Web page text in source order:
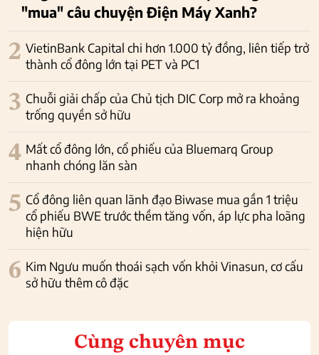
"mua" câu chuyện Điện Máy Xanh?
2 VietinBank Capital chi hơn 1.000 tỷ đồng, liên tiếp trở
thành cổ đông lớn tại PET và PC1
3 Chuỗi giải chấp của Chủ tịch DIC Corp mở ra khoảng
trống quyền sở hữu
4 Mất cổ đông lớn, cổ phiếu của Bluemarq Group
nhanh chóng lăn sàn
5 Cổ đông liên quan lãnh đạo Biwase mua gần 1 triệu
cổ phiếu BWE trước thềm tăng vốn, áp lực pha loãng
hiện hữu
6 Kim Ngưu muốn thoái sạch vốn khỏi Vinasun, cơ cấu
sở hữu thêm cô đặc
Cùng chuyên mục